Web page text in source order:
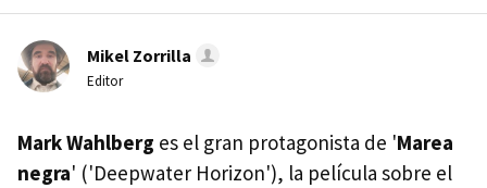
Mikel Zorrilla
Editor
Mark Wahlberg es el gran protagonista de 'Marea
negra' ('Deepwater Horizon'), la película sobre el